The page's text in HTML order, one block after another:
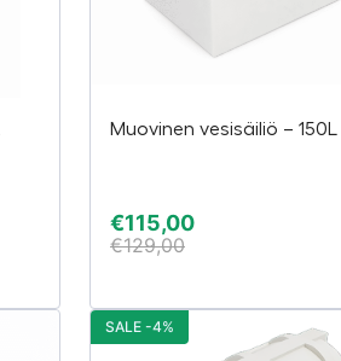
Muovinen vesisäiliö – 150L
€115,00
€129,00
SALE -4%